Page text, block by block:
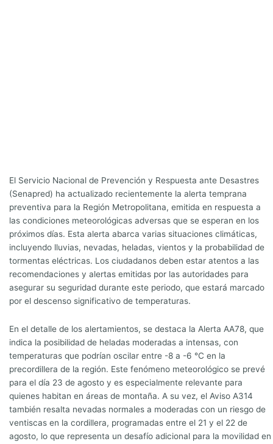
El Servicio Nacional de Prevención y Respuesta ante Desastres
(Senapred) ha actualizado recientemente la alerta temprana
preventiva para la Región Metropolitana, emitida en respuesta a
las condiciones meteorológicas adversas que se esperan en los
próximos días. Esta alerta abarca varias situaciones climáticas,
incluyendo lluvias, nevadas, heladas, vientos y la probabilidad de
tormentas eléctricas. Los ciudadanos deben estar atentos a las
recomendaciones y alertas emitidas por las autoridades para
asegurar su seguridad durante este periodo, que estará marcado
por el descenso significativo de temperaturas.
En el detalle de los alertamientos, se destaca la Alerta AA78, que
indica la posibilidad de heladas moderadas a intensas, con
temperaturas que podrían oscilar entre -8 a -6 °C en la
precordillera de la región. Este fenómeno meteorológico se prevé
para el día 23 de agosto y es especialmente relevante para
quienes habitan en áreas de montaña. A su vez, el Aviso A314
también resalta nevadas normales a moderadas con un riesgo de
ventiscas en la cordillera, programadas entre el 21 y el 22 de
agosto, lo que representa un desafío adicional para la movilidad en